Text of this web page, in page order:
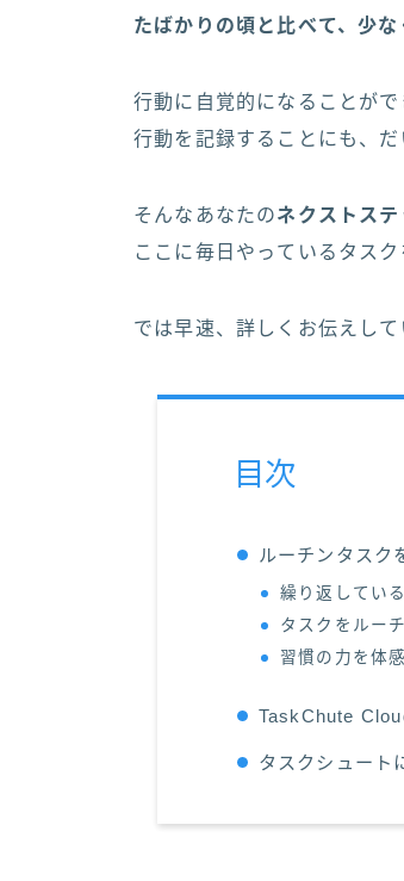
たばかりの頃と比べて、少
行動に自覚的になることが
行動を記録することにも、だ
そんなあなたのネクストス
ここに毎日やっているタス
では早速、詳しくお伝えして
目次
ルーチンタスク
繰り返してい
タスクをルー
習慣の力を体
TaskChute
タスクシュート